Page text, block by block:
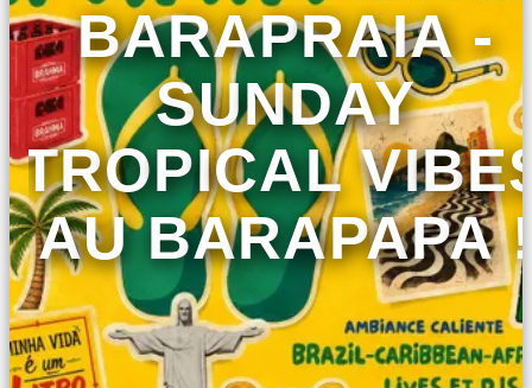
BARAPRAIA -
SUNDAY
TROPICAL
AU BARAPAPA !